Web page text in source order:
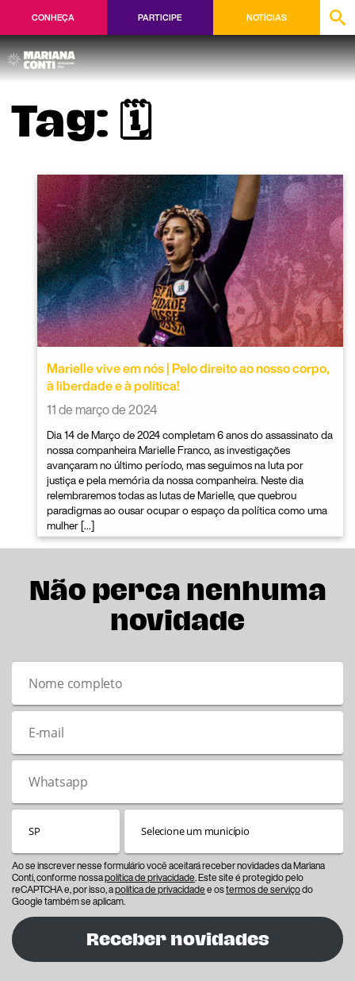
CONHEÇA PARTICIPE NOTÍCIAS
Tag: 🗓️
Marielle vive em nós | Pelo direito ao nosso corpo,
à liberdade e à política!
11 de março de 2024
Dia 14 de Março de 2024 completam 6 anos do assassinato da
nossa companheira Marielle Franco, as investigações
avançaram no último período, mas seguimos na luta por
justiça e pela memória da nossa companheira. Neste dia
relembraremos todas as lutas de Marielle, que quebrou
paradigmas ao ousar ocupar o espaço da política como uma
mulher […]
Não perca nenhuma
novidade
Ao se inscrever nesse formulário você aceitará receber novidades da Mariana
Conti, conforme nossapolítica de privacidade. Este site é protegido pelo
reCAPTCHA e, por isso, apolítica de privacidadee ostermos de serviçodo
Google também se aplicam.
Receber novidades